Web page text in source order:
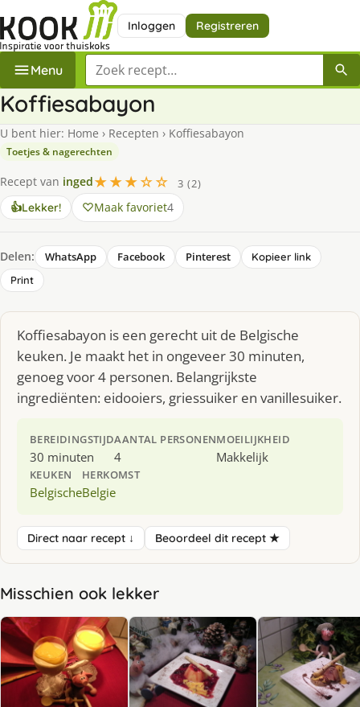
Inloggen Registreren
Menu Zoek een recept
Koffiesabayon
U bent hier: Home › Recepten › Koffiesabayon
Toetjes & nagerechten
Recept van inged★★★☆☆
3 (2)
👍Lekker! Maak favoriet4
Delen: WhatsApp Facebook Pinterest
Kopieer link
Print
Koffiesabayon is een gerecht uit de Belgische
keuken. Je maakt het in ongeveer 30 minuten,
genoeg voor 4 personen. Belangrijkste
ingrediënten: eidooiers, griessuiker en vanillesuiker.
BEREIDINGSTIJD
30 minuten
AANTAL PERSONEN
4
MOEILIJKHEID
Makkelijk
KEUKEN
Belgische
HERKOMST
Belgie
Direct naar recept ↓ Beoordeel dit recept ★
Misschien ook lekker